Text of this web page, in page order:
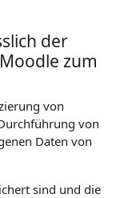
der
zum
von
von
Daten von
sind und die